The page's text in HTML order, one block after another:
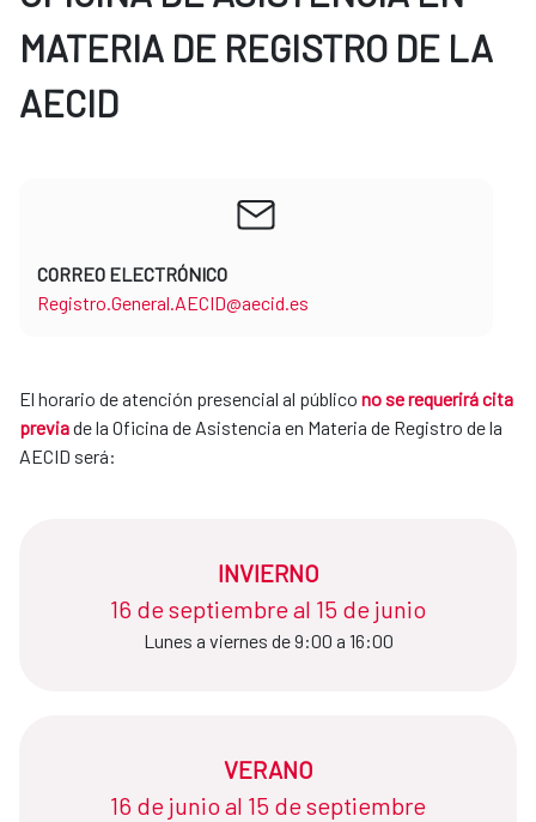
MATERIA DE REGISTRO DE LA
AECID
CORREO ELECTRÓNICO
Registro.General.AECID@aecid.es
El horario de atención presencial al público no se requerirá cita
previade la Oficina de Asistencia en Materia de Registro de la
AECID será:
INVIERNO
16 de septiembre al 15 de junio​​​​​​​
Lunes a viernes de 9:00 a 16:00
VERANO
16 de junio al 15 de septiembre​​​​​​​